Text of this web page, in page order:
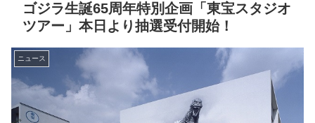
ゴジラ生誕65周年特別企画「東宝スタジオ
ツアー」本日より抽選受付開始！
ニュース